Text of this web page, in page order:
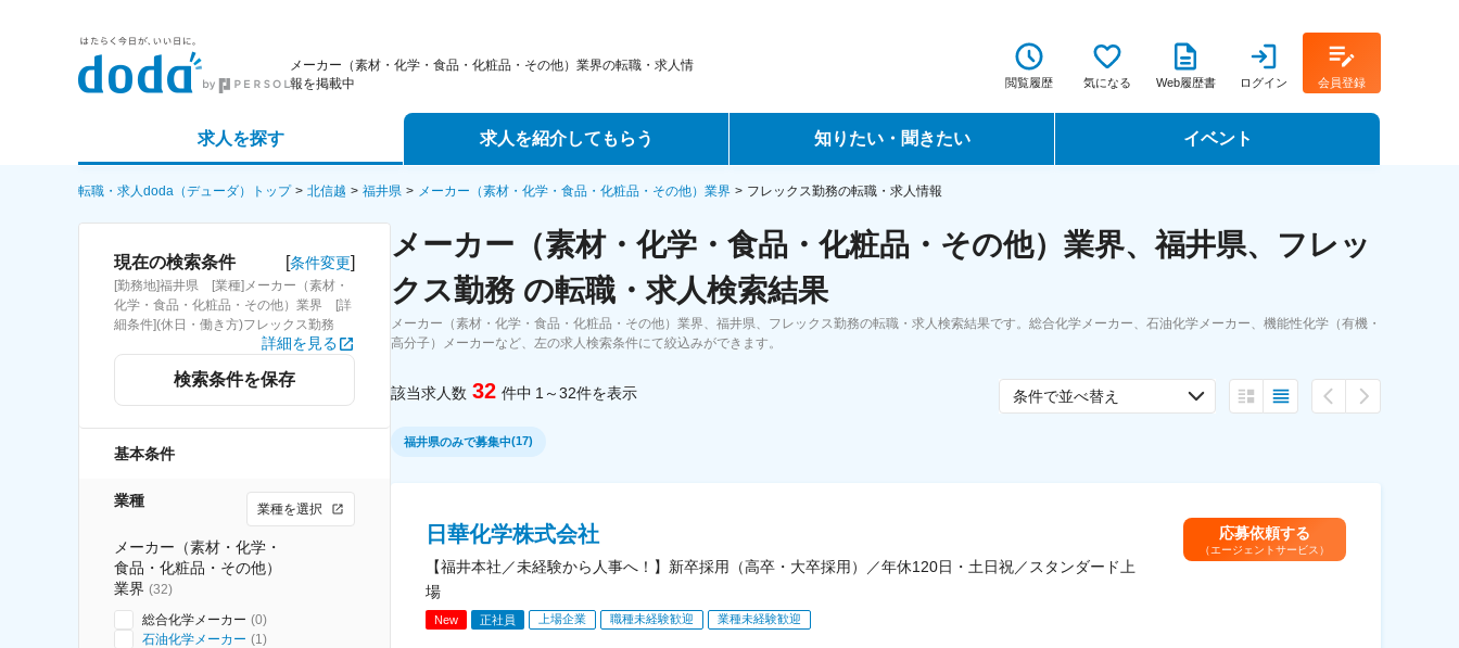
メーカー（素材・化学・食品・化粧品・その他）業界の転職・求人情
報を掲載中
閲覧履歴 気になる Web履歴書 ログイン 会員登録
求人を探す
詳細条件から探す
求人特集から探す
求人を紹介してもらう
エージェントサービス
スカウトサービス
パートナーエージェントサービス
知りたい・聞きたい
転職ノウハウ
データで見る転職
コラム・インタビュー
転職Q&A
イベント
転職フェア
転職・求人doda（デューダ）トップ 北信越 福井県 メーカー（素材・化学・食品・化粧品・その他）業界 フレックス勤務の転職・求人情報
現在の検索条件 [条件変更]
[勤務地]福井県 [業種]メーカー（素材・
化学・食品・化粧品・その他）業界 [詳
細条件](休日・働き方)フレックス勤務
詳細を見る
検索条件を保存
基本条件
業種 業種を選択
メーカー（素材・化学・
食品・化粧品・その他）
業界 (32)
総合化学メーカー (0)
石油化学メーカー (1)
メーカー（素材・化学・食品・化粧品・その他）業界、福井県、フレッ
クス勤務 の転職・求人検索結果
メーカー（素材・化学・食品・化粧品・その他）業界、福井県、フレックス勤務の転職・求人検索結果です。総合化学メーカー、石油化学メーカー、機能性化学（有機・
高分子）メーカーなど、左の求人検索条件にて絞込みができます。
該当求人数 32 件中 1～32件を表示 条件で並べ替え
福井県のみで募集中(17)
日華化学株式会社
【福井本社／未経験から人事へ！】新卒採用（高卒・大卒採用）／年休120日・土日祝／スタンダード上
場
New 正社員 上場企業 職種未経験歓迎 業種未経験歓迎
応募依頼する
（エージェントサービス）